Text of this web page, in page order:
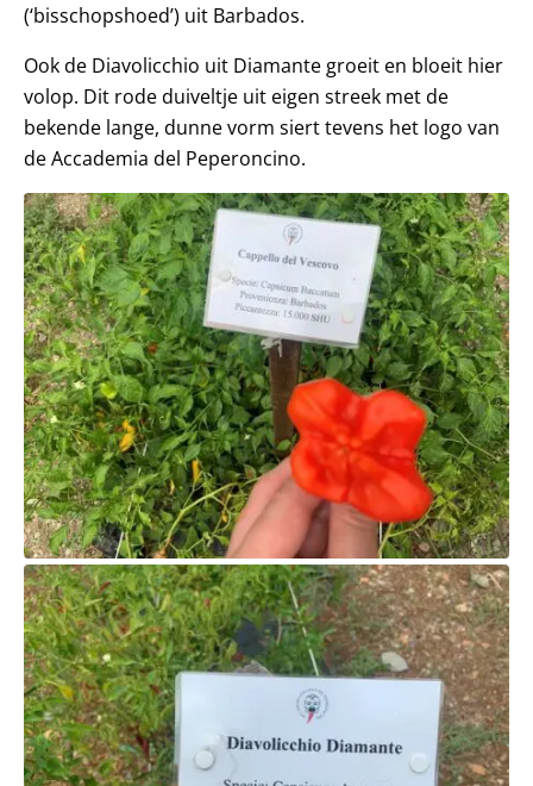
(‘bisschopshoed’) uit Barbados.
Ook de Diavolicchio uit Diamante groeit en bloeit hier
volop. Dit rode duiveltje uit eigen streek met de
bekende lange, dunne vorm siert tevens het logo van
de Accademia del Peperoncino.